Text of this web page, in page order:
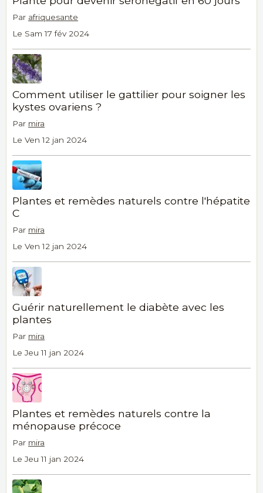
Par afriquesante
Le Sam 17 fév 2024
Comment utiliser le gattilier pour soigner les
kystes ovariens ?
Par mira
Le Ven 12 jan 2024
Plantes et remèdes naturels contre l'hépatite
C
Par mira
Le Ven 12 jan 2024
Guérir naturellement le diabète avec les
plantes
Par mira
Le Jeu 11 jan 2024
Plantes et remèdes naturels contre la
ménopause précoce
Par mira
Le Jeu 11 jan 2024